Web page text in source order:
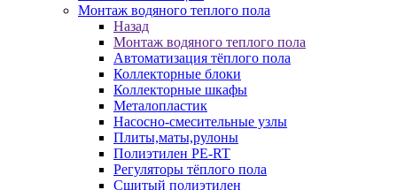
Монтаж водяного теплого пола
Назад
Монтаж водяного теплого пола
Автоматизация тёплого пола
Коллекторные блоки
Коллекторные шкафы
Металопластик
Насосно-смесительные узлы
Плиты,маты,рулоны
Полиэтилен PE-RT
Регуляторы тёплого пола
Сшитый полиэтилен